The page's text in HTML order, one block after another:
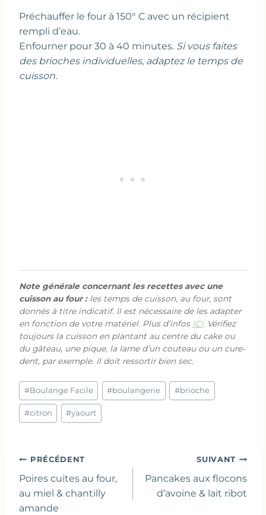
Préchauffer le four à 150° C avec un récipient
rempli d’eau.
Enfourner pour 30 à 40 minutes. Si vous faites
des brioches individuelles, adaptez le temps de
cuisson.
Note générale concernant les recettes avec une
cuisson au four :les temps de cuisson, au four, sont
donnés à titre indicatif. Il est nécessaire de les adapter
en fonction de votre matériel. Plus d’infos ICI. Vérifiez
toujours la cuisson en plantant au centre du cake ou
du gâteau, une pique, la lame d’un couteau ou un cure-
dent, par exemple. Il doit ressortir bien sec.
Étiquettes
de
la
#Boulange Facile #boulangerie #brioche
#citron #yaourt
Navigation
de
l’article
PRÉCÉDENT
Poires cuites au four,
au miel & chantilly
amande
SUIVANT
Pancakes aux flocons
d’avoine & lait ribot